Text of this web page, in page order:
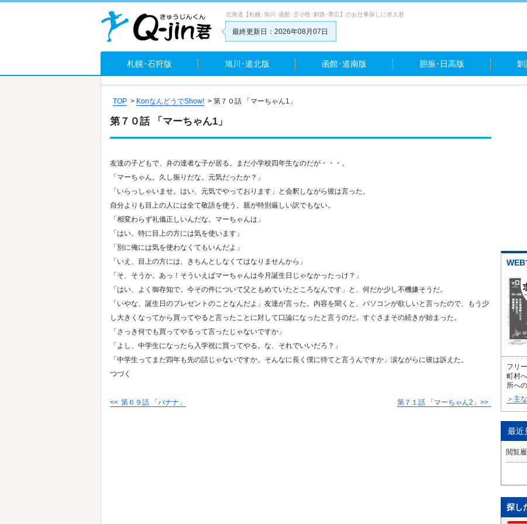
北海道【札幌･旭川･函館･苫小牧･釧路･帯広】のお仕事探しに求人君
最終更新日：2026年08月07日
札幌･石狩版 旭川･道北版 函館･道南版 胆振･日高版 釧
TOP > KonなんどうでShow! > 第７０話 「マーちゃん1」
第７０話 「マーちゃん1」
友達の子どもで、弁の達者な子が居る。まだ小学校四年生なのだが・・・。
「マーちゃん。久し振りだな。元気だったか？」
「いらっしゃいませ。はい、元気でやっております」と会釈しながら彼は言った。
自分よりも目上の人には全て敬語を使う。親が特別厳しい訳でもない。
「相変わらず礼儀正しいんだな。マーちゃんは」
「はい。特に目上の方には気を使います」
「別に俺には気を使わなくてもいんだよ」
「いえ、目上の方には、きちんとしなくてはなりませんから」
「そ、そうか。あっ！そういえばマーちゃんは今月誕生日じゃなかったっけ？」
「はい、よく御存知で。今その件について父ともめていたところなんです」と、何だか少し不機嫌そうだ。
「いやな、誕生日のプレゼントのことなんだよ」友達が言った。内容を聞くと、パソコンが欲しいと言ったので、もう少
し大きくなってから買ってやると言ったことに対して口論になったと言うのだ。すぐさまその続きが始まった。
「さっき何でも買ってやるって言ったじゃないですか」
「よし、中学生になったら入学祝に買ってやる。な、それでいいだろ？」
「中学生ってまだ四年も先の話じゃないですか。そんなに長く僕に待てと言うんですか」涙ながらに彼は訴えた。
つづく
第６９話 「バナナ」 第７１話 「マーちゃん2」
WEB
フリ
町村
所へ
＞主
最近
閲覧
探し